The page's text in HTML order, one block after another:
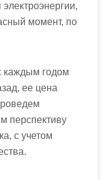
момент, по
каждым годом
ее цена
перспективу
с учетом